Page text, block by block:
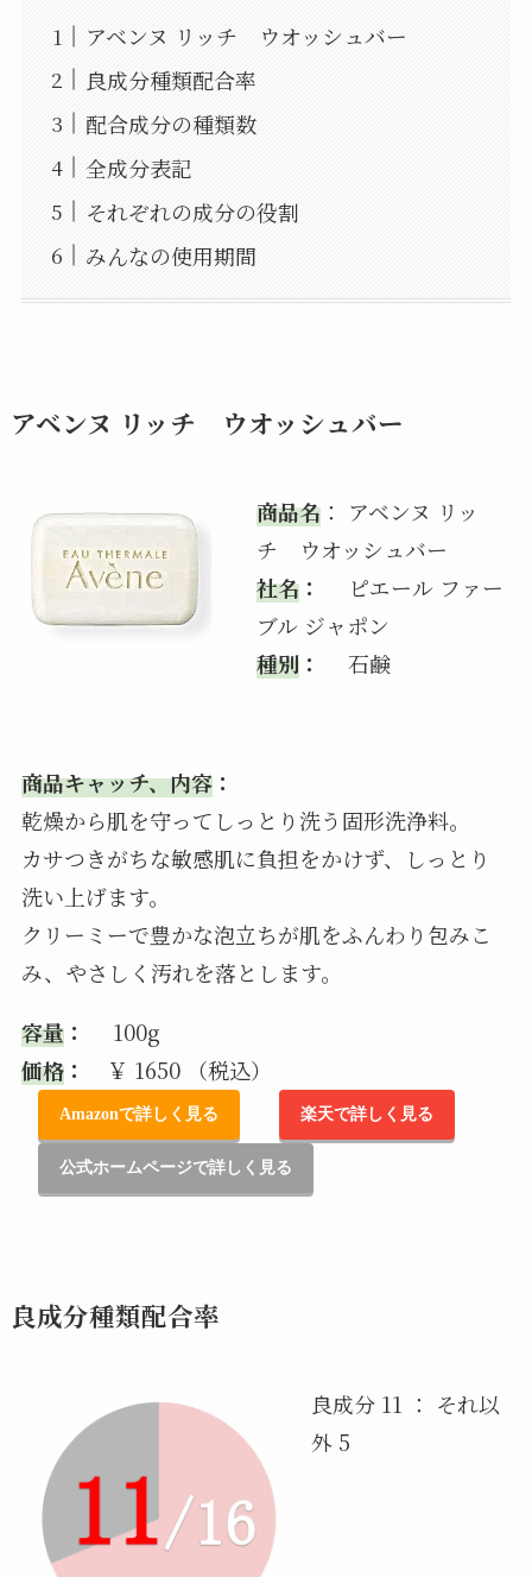
アベンヌ リッチ ウオッシュバー
良成分種類配合率
配合成分の種類数
全成分表記
それぞれの成分の役割
みんなの使用期間
アベンヌ リッチ ウオッシュバー
商品名： アベンヌ リッ
チ ウオッシュバー
社名：
ピエール ファー
ブル ジャポン
種別： 石鹸
商品キャッチ、内容：
乾燥から肌を守ってしっとり洗う固形洗浄料。
カサつきがちな敏感肌に負担をかけず、しっとり
洗い上げます。
クリーミーで豊かな泡立ちが肌をふんわり包みこ
み、やさしく汚れを落とします。
容量：
100g
価格： ￥ 1650 （税込）
Amazonで詳しく見る 楽天で詳しく見る
公式ホームページで詳しく見る
良成分種類配合率
良成分 11 ： それ以
外 5